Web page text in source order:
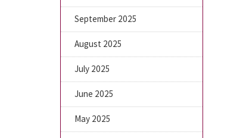
September 2025
August 2025
July 2025
June 2025
May 2025